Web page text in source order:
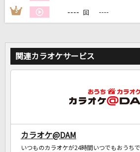
自宅でカラオケ歌い放題
3 ---- 回 ----
関連カラオケサービス
カラオケ@DAM
いつものカラオケが24時間いつでもおうち